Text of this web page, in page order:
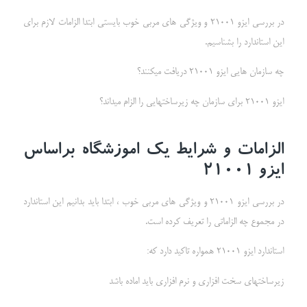
در بررسی ایزو 21001 و ویژگی های مربی خوب بایستی ابتدا الزامات لازم برای
این استاندارد را بشناسیم.
چه سازمان هایی ایزو 21001 دریافت میکنند؟
ایزو 21001 برای سازمان چه زیرساختهایی را الزام میداند؟
الزامات و شرایط یک اموزشگاه براساس
ایزو 21001
در بررسی ایزو 21001 و ویژگی های مربی خوب ، ابتدا باید بدانیم این استاندارد
در مجموع چه الزاماتی را تعریف کرده است.
استاندارد ایزو 21001 همواره تاکید دارد که:
زیرساختهای سخت افزاری و نرم افزاری باید اماده باشد